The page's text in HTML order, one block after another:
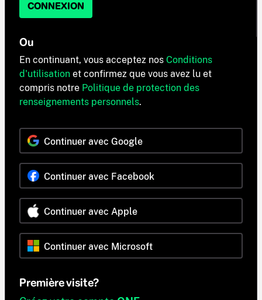
CONNEXION
Ou
En continuant, vous acceptez nos Conditions
d'utilisation et confirmez que vous avez lu et
compris notre Politique de protection des
renseignements personnels.
Continuer avec Google
Continuer avec Facebook
Continuer avec Apple
Continuer avec Microsoft
Première visite?